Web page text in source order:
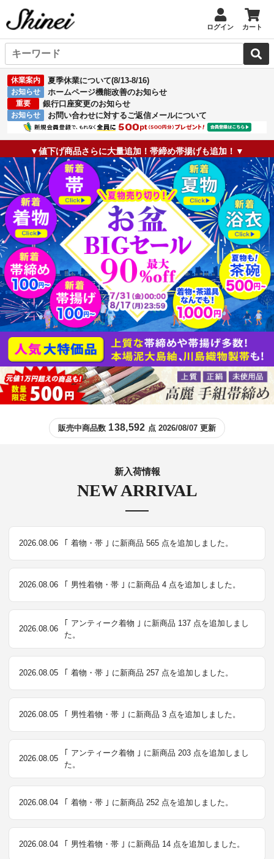
ログイン カート
休業案内 夏季休業について(8/13-8/16)
お知らせ ホームページ機能改善のお知らせ
重要 銀行口座変更のお知らせ
お知らせ お問い合わせに対するご返信メールについて
▼値下げ商品さらに大量追加！帯締め帯揚げも追加！▼
販売中商品数 138,592 点 2026/08/07 更新
NEW ARRIVAL
新入荷情報
2026.08.06 ｢ 着物・帯 ｣ に新商品 565 点を追加しました。
2026.08.06 ｢ 男性着物・帯 ｣ に新商品 4 点を追加しました。
2026.08.06
｢ アンティーク着物 ｣ に新商品 137 点を追加しまし
た。
2026.08.05 ｢ 着物・帯 ｣ に新商品 257 点を追加しました。
2026.08.05 ｢ 男性着物・帯 ｣ に新商品 3 点を追加しました。
2026.08.05
｢ アンティーク着物 ｣ に新商品 203 点を追加しまし
た。
2026.08.04 ｢ 着物・帯 ｣ に新商品 252 点を追加しました。
2026.08.04 ｢ 男性着物・帯 ｣ に新商品 14 点を追加しました。